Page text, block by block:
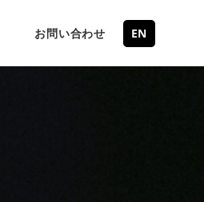
お問い合わせ EN